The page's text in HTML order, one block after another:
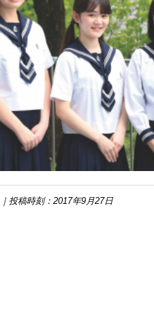
｜投稿時刻：2017年9月27日